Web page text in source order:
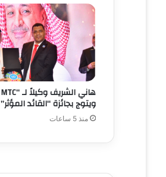
ويتوج بجائزة “القائد المؤثر”
منذ 5 ساعات